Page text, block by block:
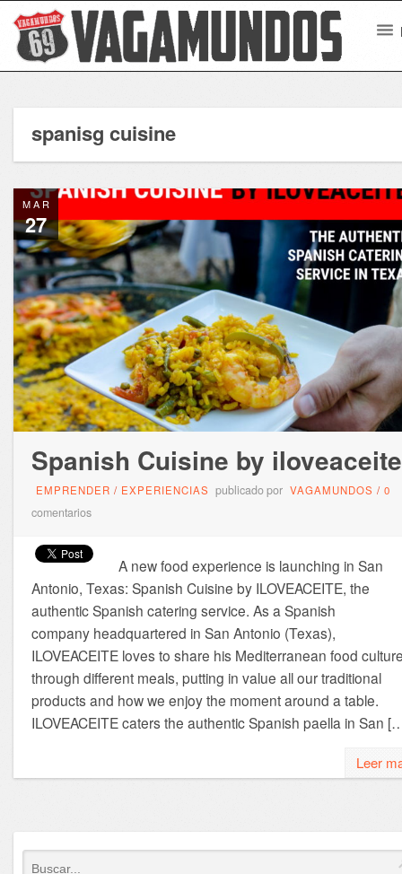
spanisg cuisine
MAR
27
Spanish Cuisine by iloveaceite
EMPRENDER / EXPERIENCIAS publicado por VAGAMUNDOS / 0
comentarios
A new food experience is launching in San
Antonio, Texas: Spanish Cuisine by ILOVEACEITE, the
authentic Spanish catering service. As a Spanish
company headquartered in San Antonio (Texas),
ILOVEACEITE loves to share his Mediterranean food
through different meals, putting in value all our traditional
products and how we enjoy the moment around a table.
ILOVEACEITE caters the authentic Spanish paella in San
Leer